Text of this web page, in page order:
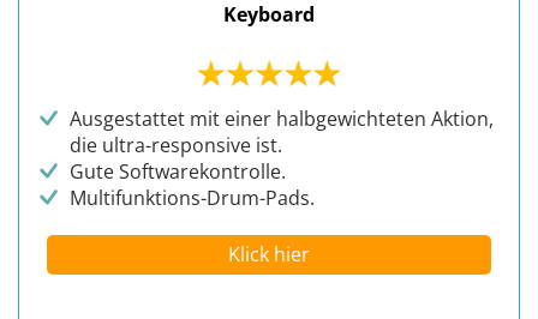
Keyboard
Ausgestattet mit einer halbgewichteten Aktion,
die ultra-responsive ist.
Gute Softwarekontrolle.
Multifunktions-Drum-Pads.
Klick hier